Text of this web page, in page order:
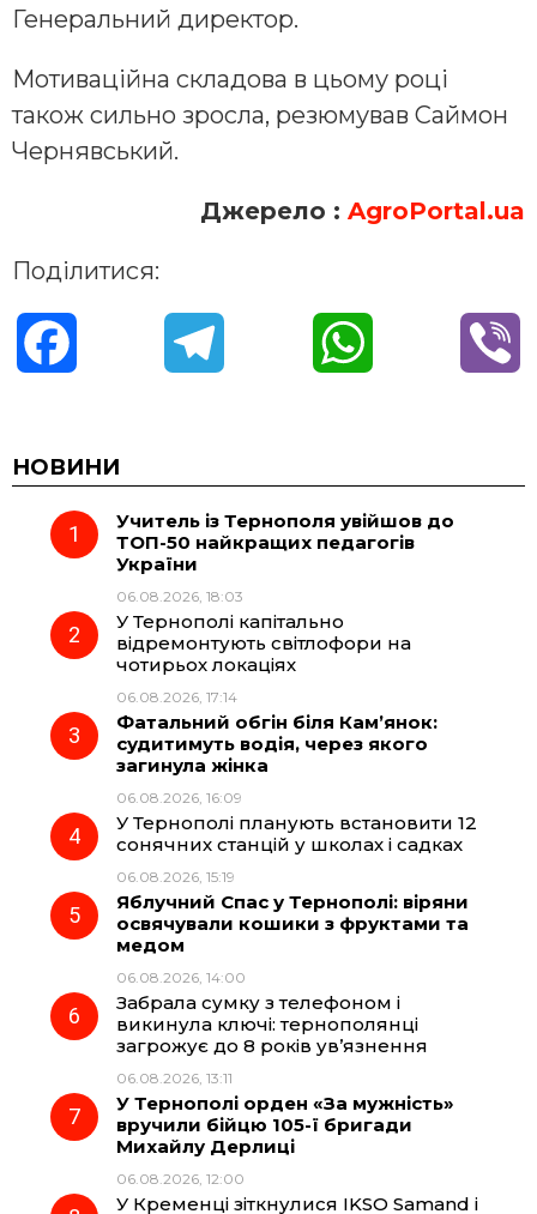
Генеральний директор.
Мотиваційна складова в цьому році
також сильно зросла, резюмував Саймон
Чернявський.
Джерело : AgroPortal.ua
Поділитися:
c
e
o
k
e
r
a
m
t
A
НОВИНИ
Учитель із Тернополя увійшов до
ТОП-50 найкращих педагогів
України
06.08.2026, 18:03
У Тернополі капітально
відремонтують світлофори на
чотирьох локаціях
06.08.2026, 17:14
Фатальний обгін біля Кам’янок:
судитимуть водія, через якого
загинула жінка
06.08.2026, 16:09
У Тернополі планують встановити 12
сонячних станцій у школах і садках
06.08.2026, 15:19
Яблучний Спас у Тернополі: віряни
освячували кошики з фруктами та
медом
06.08.2026, 14:00
Забрала сумку з телефоном і
викинула ключі: тернополянці
загрожує до 8 років ув’язнення
06.08.2026, 13:11
У Тернополі орден «За мужність»
вручили бійцю 105-ї бригади
Михайлу Дерлиці
06.08.2026, 12:00
У Кременці зіткнулися IKSO Samand і